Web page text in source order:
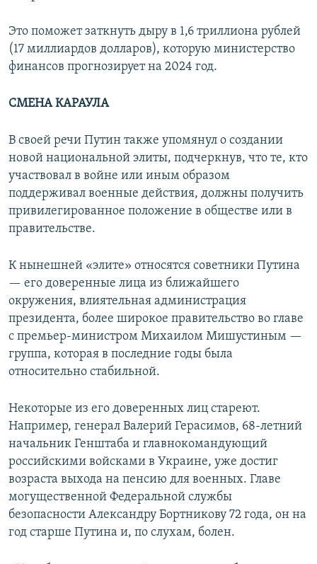
Это поможет заткнуть дыру в 1,6 триллиона рублей
(17 миллиардов долларов), которую министерство
финансов прогнозирует на 2024 год.
СМЕНА КАРАУЛА
В своей речи Путин также упомянул о создании
новой национальной элиты, подчеркнув, что те, кто
участвовал в войне или иным образом
поддерживал военные действия, должны получить
привилегированное положение в обществе или в
правительстве.
К нынешней «элите» относятся советники Путина
— его доверенные лица из ближайшего
окружения, влиятельная администрация
президента, более широкое правительство во главе
с премьер-министром Михаилом Мишустиным —
группа, которая в последние годы была
относительно стабильной.
Некоторые из его доверенных лиц стареют.
Например, генерал Валерий Герасимов, 68-летний
начальник Генштаба и главнокомандующий
российскими войсками в Украине, уже достиг
возраста выхода на пенсию для военных. Главе
могущественной Федеральной службы
безопасности Александру Бортникову 72 года, он на
год старше Путина и, по слухам, болен.